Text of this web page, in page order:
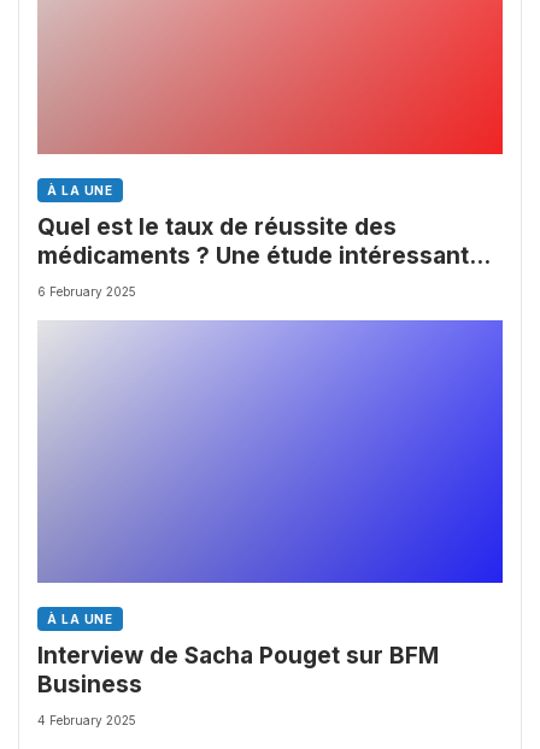
À LA UNE
Quel est le taux de réussite des
médicaments ? Une étude intéressante
chez les Big Pharmas
6 February 2025
À LA UNE
Interview de Sacha Pouget sur BFM
Business
4 February 2025